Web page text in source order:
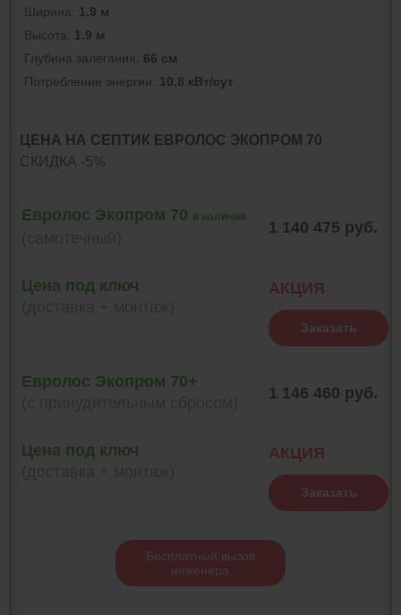
Ширина: 1.9 м
Высота: 1.9 м
Глубина залегания: 66 см
Потреблeние энергии: 10.8 кВт/сут
ЦЕНА НА СЕПТИК ЕВРОЛОС ЭКОПРОМ 70
СКИДКА -5%
Евролос Экопром 70 в наличии
1 140 475 руб.
Цена под ключ
АКЦИЯ
Заказать
Евролос Экопром 70+
1 146 460 руб.
Цена под ключ
АКЦИЯ
Заказать
Бесплатный вызов
инженера